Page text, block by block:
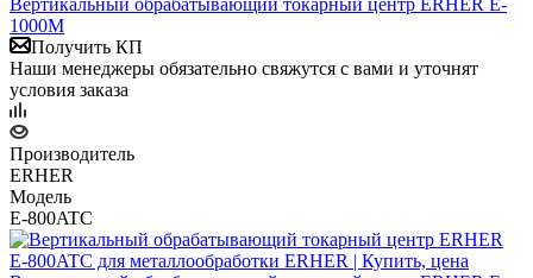
1000М
Получить КП
Наши менеджеры обязательно свяжутся с вами и уточнят
условия заказа
Производитель
ERHER
Модель
E-800ATC